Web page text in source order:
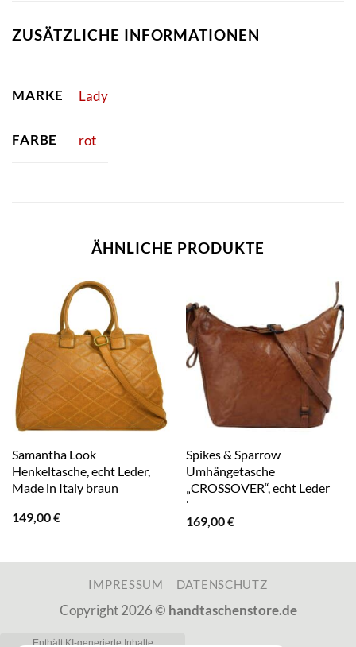
ZUSÄTZLICHE INFORMATIONEN
MARKE Lady
FARBE rot
ÄHNLICHE PRODUKTE
Samantha Look
Henkeltasche, echt Leder,
Made in Italy braun
149,00€
Spikes & Sparrow
Umhängetasche
„CROSSOVER“, echt Leder
braun
169,00€
IMPRESSUM DATENSCHUTZ
Copyright 2026 © handtaschenstore.de